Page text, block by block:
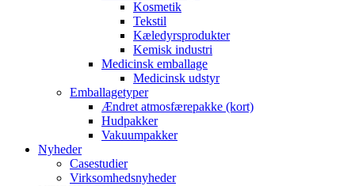
Kosmetik
Tekstil
Kæledyrsprodukter
Kemisk industri
Medicinsk emballage
Medicinsk udstyr
Emballagetyper
Ændret atmosfærepakke (kort)
Hudpakker
Vakuumpakker
Nyheder
Casestudier
Virksomhedsnyheder